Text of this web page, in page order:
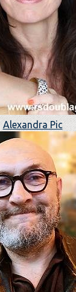
Alexandra Pic